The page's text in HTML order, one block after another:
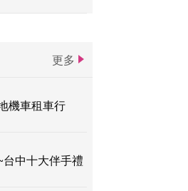
更多
機車租車行
中十大伴手禮